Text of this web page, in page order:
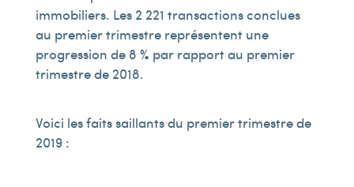
immobiliers. Les 2 221 transactions conclues
au premier trimestre représentent une
progression de 8 % par rapport au premier
trimestre de 2018.
Voici les faits saillants du premier trimestre de
2019 :